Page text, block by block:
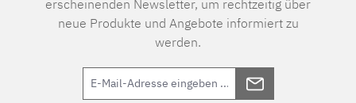
erscheinenden Newsletter, um rechtzeitig über
neue Produkte und Angebote informiert zu
werden.